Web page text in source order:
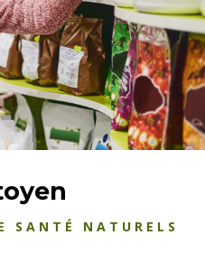
SANTÉ NATURELS